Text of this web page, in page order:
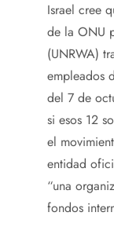
Israel cree
de la ONU
(UNRWA)
empleados
del 7 de
si esos 12
el
entidad
“una
fondos